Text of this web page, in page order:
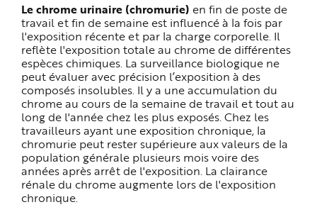
Le chrome urinaire (chromurie) en fin de poste de
travail et fin de semaine est influencé à la fois par
l'exposition récente et par la charge corporelle. Il
reflète l'exposition totale au chrome de différentes
espèces chimiques. La surveillance biologique ne
peut évaluer avec précision l’exposition à des
composés insolubles. Il y a une accumulation du
chrome au cours de la semaine de travail et tout au
long de l'année chez les plus exposés. Chez les
travailleurs ayant une exposition chronique, la
chromurie peut rester supérieure aux valeurs de la
population générale plusieurs mois voire des
années après arrêt de l'exposition. La clairance
rénale du chrome augmente lors de l'exposition
chronique.